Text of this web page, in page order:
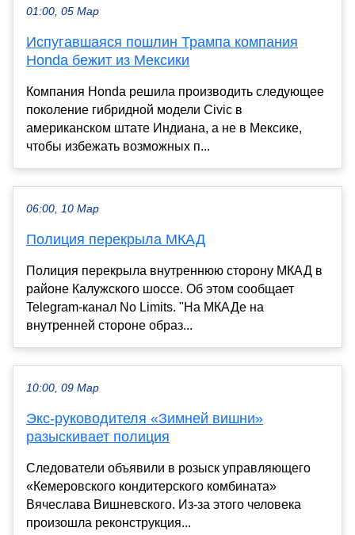
01:00, 05 Мар
Испугавшаяся пошлин Трампа компания
Honda бежит из Мексики
Компания Honda решила производить следующее
поколение гибридной модели Civic в
американском штате Индиана, а не в Мексике,
чтобы избежать возможных п...
06:00, 10 Мар
Полиция перекрыла МКАД
Полиция перекрыла внутреннюю сторону МКАД в
районе Калужского шоссе. Об этом сообщает
Telegram-канал No Limits. "На МКАДе на
внутренней стороне образ...
10:00, 09 Мар
Экс-руководителя «Зимней вишни»
разыскивает полиция
Следователи объявили в розыск управляющего
«Кемеровского кондитерского комбината»
Вячеслава Вишневского. Из-за этого человека
произошла реконструкция...